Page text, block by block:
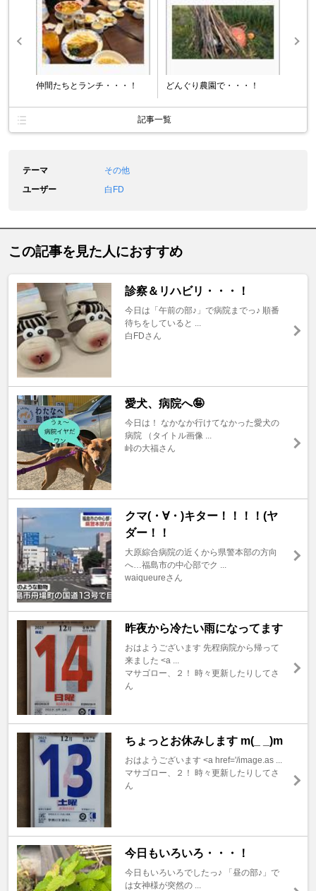
仲間たちとランチ・・・！ どんぐり農園で・・・！
記事一覧
テーマ
その他
ユーザー
白FD
この記事を見た人におすすめ
診察＆リハビリ・・・！
今日は「午前の部♪」で病院までっ♪ 順番
待ちをしていると ...
白FDさん
愛犬、病院へ🤪
今日は！ なかなか行けてなかった愛犬の
病院 （タイトル画像 ...
峠の大福さん
クマ(・∀・)キター！！！！(ヤ
ダー！！
大原綜合病院の近くから県警本部の方向
へ…福島市の中心部でク ...
waiqueureさん
昨夜から冷たい雨になってます
おはようございます 先程病院から帰って
来ました <a ...
マサゴロー、２！ 時々更新したりしてさ
ん
ちょっとお休みします m(_ _)m
おはようございます <a href='/image.as ...
マサゴロー、２！ 時々更新したりしてさ
ん
今日もいろいろ・・・！
今日もいろいろでしたっ♪ 「昼の部♪」で
は女神様が突然の ...